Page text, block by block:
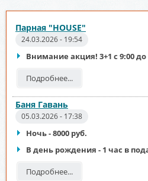
Парная "HOUSE"
24.03.2026 - 19:54
Внимание акция! 3+1 с 9:00 до
Подробнее...
Баня Гавань
05.03.2026 - 17:38
Ночь - 8000 руб.
В день рождения - 1 час в
Подробнее...